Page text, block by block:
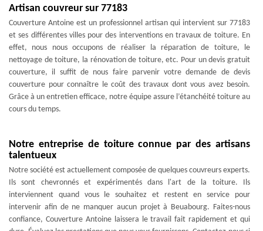
Artisan couvreur sur 77183
Couverture Antoine est un professionnel artisan qui intervient sur 77183
et ses différentes villes pour des interventions en travaux de toiture. En
effet, nous nous occupons de réaliser la réparation de toiture, le
nettoyage de toiture, la rénovation de toiture, etc. Pour un devis gratuit
couverture, il suffit de nous faire parvenir votre demande de devis
couverture pour connaître le coût des travaux dont vous avez besoin.
Grâce à un entretien efficace, notre équipe assure l’étanchéité toiture au
cours du temps.
Notre entreprise de toiture connue par des artisans
talentueux
Notre société est actuellement composée de quelques couvreurs experts.
Ils sont chevronnés et expérimentés dans l'art de la toiture. Ils
interviennent quand vous le souhaitez et restent en service pour
intervenir afin de ne manquer aucun projet à Beuabourg. Faites-nous
confiance, Couverture Antoine laissera le travail fait rapidement et qui